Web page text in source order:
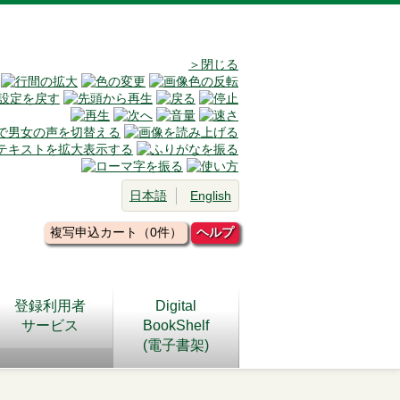
＞閉じる
日本語 English
複写申込カート（0件） ヘルプ
登録利用者
サービス
Digital
BookShelf
(電子書架)